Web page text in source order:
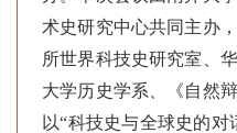
术史研究中心共同主办
所世界科技史研究室、
大学历史学系、《自然
以“科技史与全球史的对